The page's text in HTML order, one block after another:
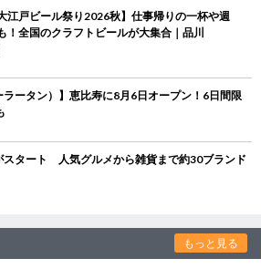
江戸ビール祭り2026秋】仕事帰りの一杯や週
！全国のクラフトビールが大集合｜品川
ラータン）】恵比寿に8月6日オープン！6日間限
スタート 人気グルメから雑貨まで約30ブランド
もっと見る